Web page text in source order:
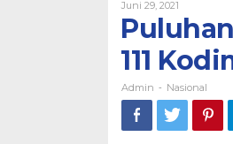
Juni 29, 2021
Admin
111
Admin - Nasional